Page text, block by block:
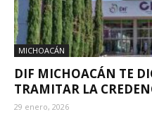
MICHOACÁN
DIF MICHOACÁN TE
TRAMITAR LA
29 enero, 2026